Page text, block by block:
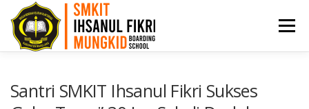
Menu
Santri SMKIT Ihsanul Fikri Sukses